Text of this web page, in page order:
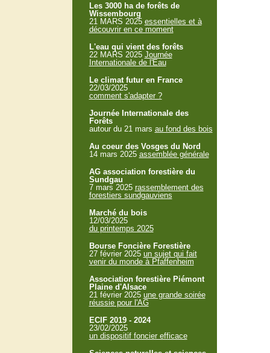
Les 3000 ha de forêts de
Wissembourg
21 MARS 2025 essentielles et à
découvrir en ce moment
L'eau qui vient des forêts
22 MARS 2025 Journée
Internationale de l'Eau
Le climat futur en France
22/03/2025
comment s'adapter ?
Journée Internationale des
Forêts
autour du 21 mars au fond des bois
Au coeur des Vosges du Nord
14 mars 2025 assemblée générale
AG association forestière du
Sundgau
7 mars 2025 rassemblement des
forestiers sundgauviens
Marché du bois
12/03/2025
du printemps 2025
Bourse Foncière Forestière
27 février 2025 un sujet qui fait
venir du monde à Pfaffenheim
Association forestière Piémont
Plaine d'Alsace
21 février 2025 une grande soirée
réussie pour l'AG
ECIF 2019 - 2024
23/02/2025
un dispositif foncier efficace